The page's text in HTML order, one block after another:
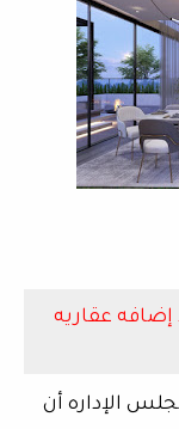
عقاريه
الإداره أن